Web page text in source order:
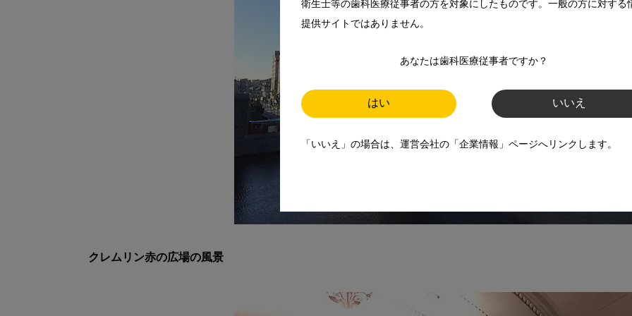
衛生士等の歯科医療従事者の方を対象にしたものです。一般の方に対する
提供サイトではありません。
あなたは歯科医療従事者ですか？
はい いいえ
「いいえ」の場合は、運営会社の「企業情報」ページへリンクします。
クレムリン赤の広場の風景